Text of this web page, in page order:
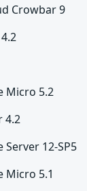
Crowbar 9
Micro 5.2
4.2
Server 12-SP5
Micro 5.1